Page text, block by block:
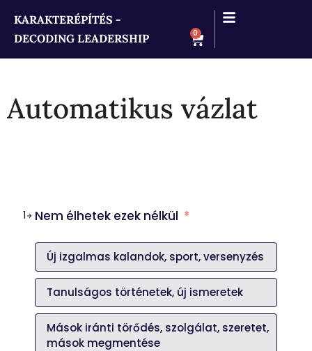
KARAKTERÉPÍTÉS -
DECODING LEADERSHIP
0
Automatikus vázlat
1 Nem élhetek ezek nélkül *
Új izgalmas kalandok, sport, versenyzés
Tanulságos történetek, új ismeretek
Mások iránti törődés, szolgálat, szeretet,
mások megmentése